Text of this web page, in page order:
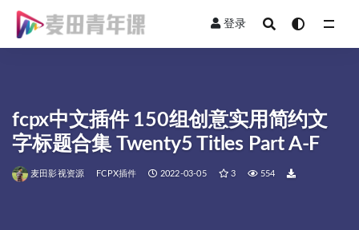
登录
fcpx中文插件 150组创意实用简约文
字标题合集 Twenty5 Titles Part A-F
麦田影视资源 FCPX插件 2022-03-05 3 554